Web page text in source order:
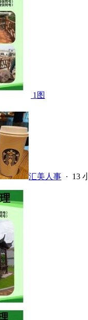
1图
汇美人事 · 13